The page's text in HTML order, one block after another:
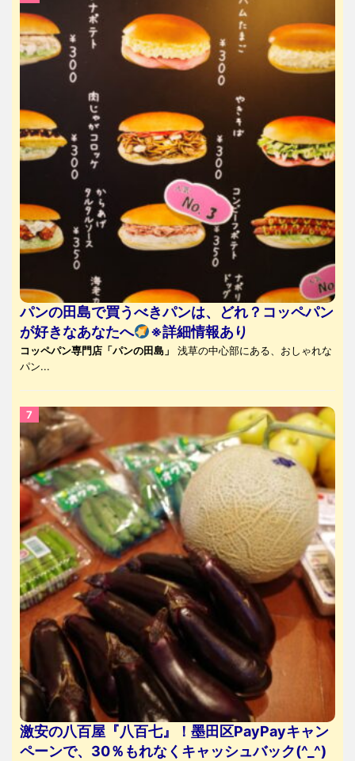
パンの田島で買うべきパンは、どれ？コッペパン
が好きなあなたへ
※詳細情報あり
コッペパン専門店「パンの田島」
浅草の中心部にある、おしゃれな
パン...
激安の八百屋『八百七』！墨田区PayPayキャン
ペーンで、30％もれなくキャッシュバック(^_^)